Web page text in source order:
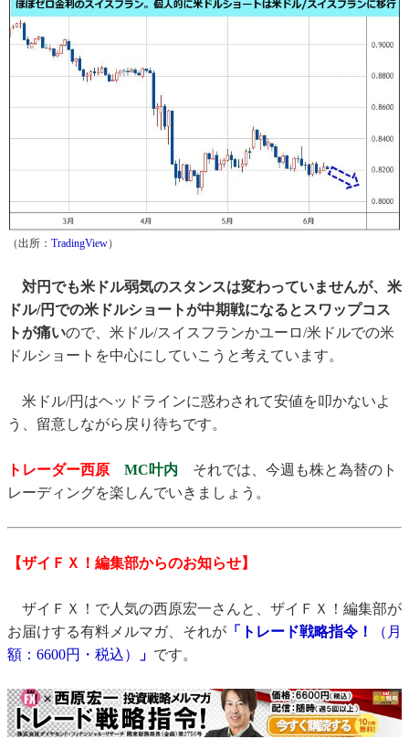
（出所： TradingView）
対円でも米ドル弱気のスタンスは変わっていませんが、米
ドル/円での米ドルショートが中期戦になるとスワップコス
トが痛いので、米ドル/スイスフランかユーロ/米ドルでの米
ドルショートを中心にしていこうと考えています。
米ドル/円はヘッドラインに惑わされて安値を叩かないよ
う、留意しながら戻り待ちです。
トレーダー西原 MC叶内 それでは、今週も株と為替のト
レーディングを楽しんでいきましょう。
【ザイＦＸ！編集部からのお知らせ】
ザイＦＸ！で人気の西原宏一さんと、ザイＦＸ！編集部が
お届けする有料メルマガ、それが 「トレード戦略指令！
（月
額：6600円・税込）
」 です。